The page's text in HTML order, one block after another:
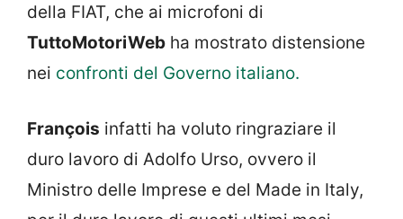
della FIAT, che ai microfoni di
TuttoMotoriWeb ha mostrato distensione
nei confronti del Governo italiano.
François infatti ha voluto ringraziare il
duro lavoro di Adolfo Urso, ovvero il
Ministro delle Imprese e del Made in Italy,